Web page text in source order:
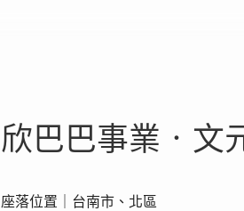
欣巴巴事業‧文
座落位置｜台南市、北區